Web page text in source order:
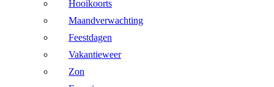
Hooikoorts
Maandverwachting
Feestdagen
Vakantieweer
Zon